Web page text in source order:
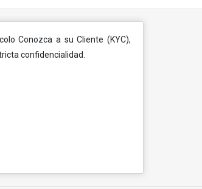
Conozca a su Cliente (KYC),
confidencialidad.